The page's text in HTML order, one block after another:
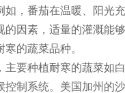
，番茄在温暖、阳
因素，适量的灌溉
的蔬菜品种。
要种植耐寒的蔬菜
制系统。美国加州